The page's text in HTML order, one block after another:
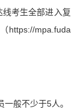
考生全部进入复
https://mpa.fuda
般不少于5人。